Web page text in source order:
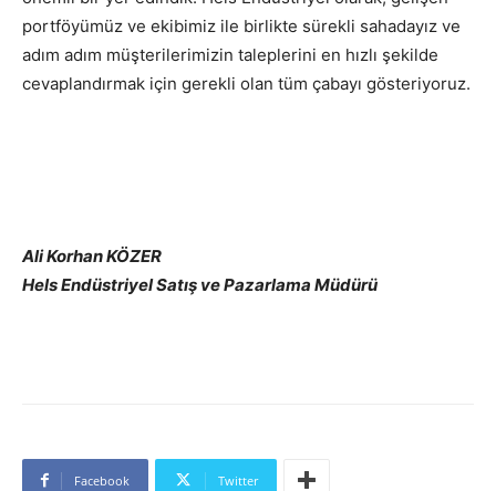
portföyümüz ve ekibimiz ile birlikte sürekli sahadayız ve
adım adım müşterilerimizin taleplerini en hızlı şekilde
cevaplandırmak için gerekli olan tüm çabayı gösteriyoruz.
Ali Korhan KÖZER
Hels Endüstriyel Satış ve Pazarlama Müdürü
Facebook Twitter